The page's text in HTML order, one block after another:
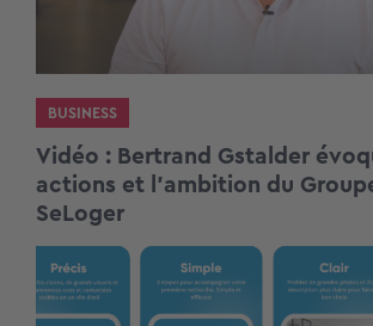
BUSINESS
Vidéo : Bertrand Gstalder
actions et l’ambition du
SeLoger